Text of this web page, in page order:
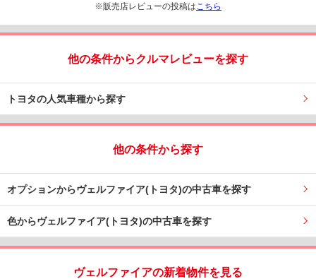
※販売店レビューの投稿は こちら
他の条件からクルマレビューを探す
トヨタの人気車種から探す
他の条件から探す
オプションからヴェルファイア(トヨタ)の中古車を探す
色からヴェルファイア(トヨタ)の中古車を探す
ヴェルファイアの新着物件を見る